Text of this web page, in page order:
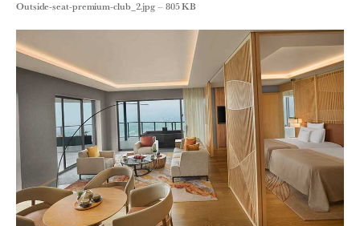
Outside-seat-premium-club_2.jpg – 805 KB